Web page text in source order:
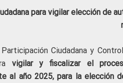
para vigilar elección de
Ciudadana y
vigilar y fiscalizar el
al año 2025, para la elección